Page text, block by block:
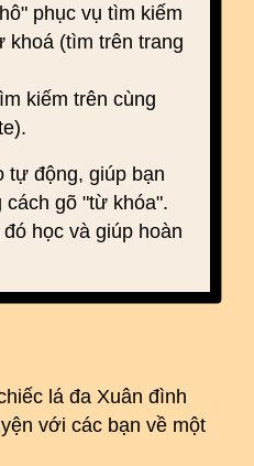
phục vụ tìm kiếm
khoá (tìm trên trang
kiếm trên cùng
tự động, giúp bạn
gõ "từ khóa".
học và giúp hoàn
lá đa Xuân đình
với các bạn về một